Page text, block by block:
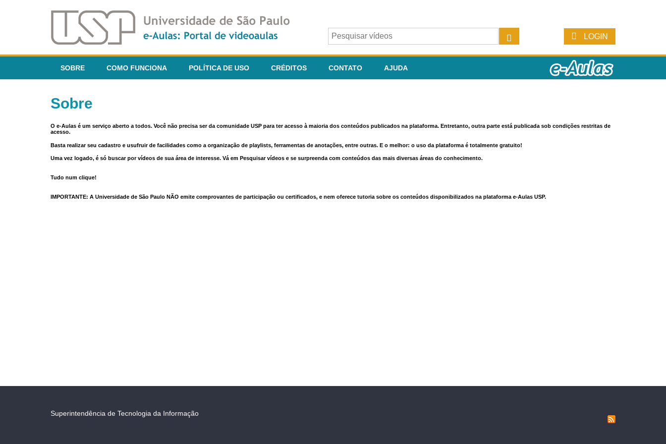
LOGIN
SOBRE COMO FUNCIONA POLÍTICA DE USO CRÉDITOS CONTATO AJUDA
Sobre
O e-Aulas é um serviço aberto a todos. Você não precisa ser da comunidade USP para ter acesso à maioria dos conteúdos publicados na plataforma. Entretanto, outra parte está publicada sob condições restritas de
acesso.
Basta realizar seu cadastro e usufruir de facilidades como a organização de playlists, ferramentas de anotações, entre outras. E o melhor: o uso da plataforma é totalmente gratuito!
Uma vez logado, é só buscar por vídeos de sua área de interesse. Vá em Pesquisar vídeos e se surpreenda com conteúdos das mais diversas áreas do conhecimento.
Tudo num clique!
IMPORTANTE: A Universidade de São Paulo NÃO emite comprovantes de participação ou certificados, e nem oferece tutoria sobre os conteúdos disponibilizados na plataforma e-Aulas USP.
Superintendência de Tecnologia da Informação